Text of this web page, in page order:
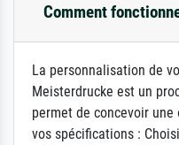
Comment
La personnalisation de
Meisterdrucke est un
permet de concevoir
vos spécifications :